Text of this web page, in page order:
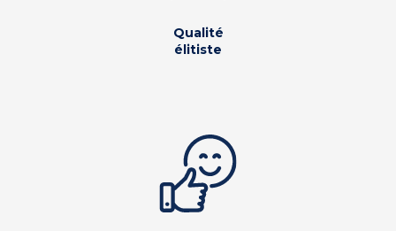
Qualité
élitiste